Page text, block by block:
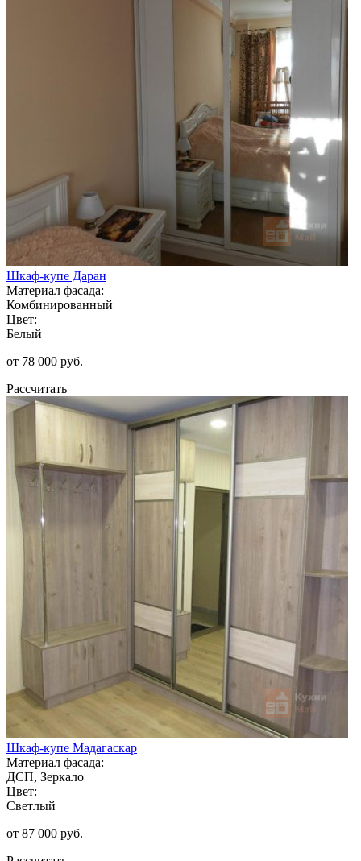
Шкаф-купе Даран
Материал фасада:
Комбинированный
Цвет:
Белый
от 78 000 руб.
Рассчитать
Шкаф-купе Мадагаскар
Материал фасада:
ДСП, Зеркало
Цвет:
Светлый
от 87 000 руб.